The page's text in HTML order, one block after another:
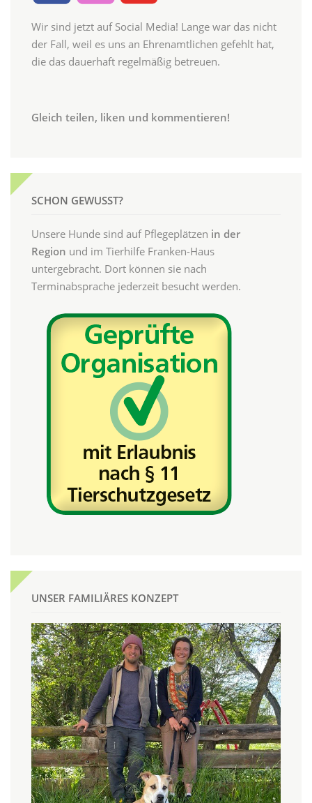
Wir sind jetzt auf Social Media! Lange war das nicht
der Fall, weil es uns an Ehrenamtlichen gefehlt hat,
die das dauerhaft regelmäßig betreuen.
Gleich teilen, liken und kommentieren!
SCHON GEWUSST?
Unsere Hunde sind auf Pflegeplätzen in der
Region und im Tierhilfe Franken-Haus
untergebracht. Dort können sie nach
Terminabsprache jederzeit besucht werden.
UNSER FAMILIÄRES KONZEPT